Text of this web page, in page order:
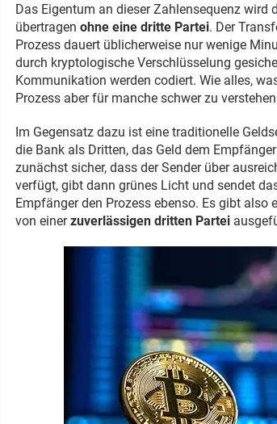
Das Eigentum an dieser Zahlensequenz wird
übertragen ohne eine dritte Partei. Der
Prozess dauert üblicherweise nur wenige
durch kryptologische Verschlüsselung
Kommunikation werden codiert. Wie alles,
Prozess aber für manche schwer zu
Im Gegensatz dazu ist eine traditionelle
die Bank als Dritten, das Geld dem
zunächst sicher, dass der Sender über
verfügt, gibt dann grünes Licht und sendet
Empfänger den Prozess ebenso. Es gibt also
von einerzuverlässigen dritten Partei